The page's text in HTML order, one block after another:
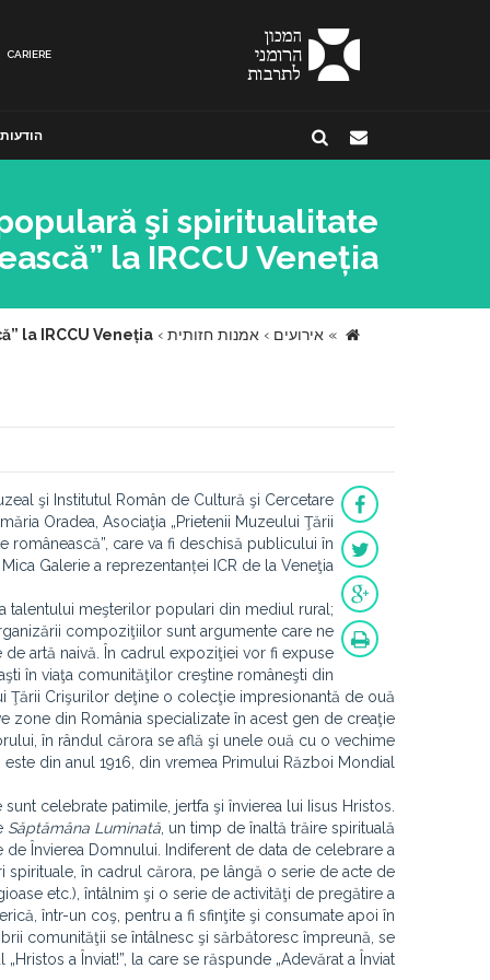
CARIERE
הודעות
şi spiritualitate
la IRCCU Veneția
» אירועים › אמנות חזותית ›
la IRCCU Veneția
şi Institutul Român de Cultură şi Cercetare
Oradea, Asociaţia „Prietenii Muzeului Ţării
românească”, care va fi deschisă publicului în
Galerie a reprezentanței ICR de la Veneţia.
talentului meşterilor populari din mediul rural;
compoziţiilor sunt argumente care ne
artă naivă. În cadrul expoziţiei vor fi expuse
în viaţa comunităţilor creştine româneşti din
Ţării Crişurilor deţine o colecţie impresionantă de ouă
zone din România specializate în acest gen de creaţie
în rândul cărora se află şi unele ouă cu o vechime
din anul 1916, din vremea Primului Război Mondial.
celebrate patimile, jertfa şi învierea lui Iisus Hristos.
Săptămâna Luminată , un timp de înaltă trăire spirituală
Învierea Domnului. Indiferent de data de celebrare a
spirituale, în cadrul cărora, pe lângă o serie de acte de
etc.), întâlnim şi o serie de activităţi de pregătire a
într-un coş, pentru a fi sfinţite şi consumate apoi în
comunităţii se întâlnesc şi sărbătoresc împreună, se
a Înviat!”, la care se răspunde „Adevărat a Înviat!”.